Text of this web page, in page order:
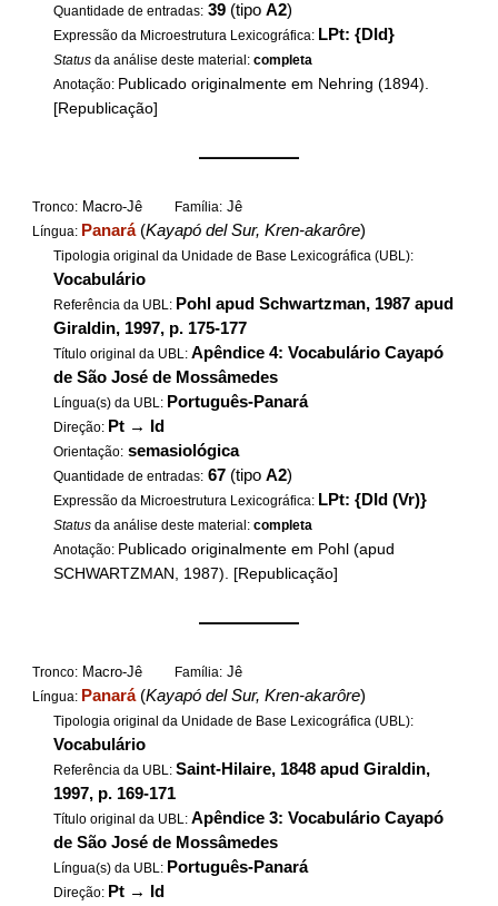
Quantidade de entradas: 39 (tipoA2)
Expressão da Microestrutura Lexicográfica: LPt: {DId}
Status da análise deste material:completa
Anotação: Publicado originalmente em Nehring (1894).
[Republicação]
——————
Tronco: Macro-Jê Família: Jê
Língua: Panará(Kayapó del Sur, Kren-akarôre)
Tipologia original da Unidade de Base Lexicográfica (UBL):
Vocabulário
Referência da UBL: Pohl apud Schwartzman, 1987 apud
Giraldin, 1997, p. 175-177
Título original da UBL:Apêndice 4: Vocabulário Cayapó
de São José de Mossâmedes
Língua(s) da UBL: Português-Panará
Direção: Pt → Id
Orientação: semasiológica
Quantidade de entradas: 67 (tipoA2)
Expressão da Microestrutura Lexicográfica: LPt: {DId (Vr)}
Status da análise deste material:completa
Anotação: Publicado originalmente em Pohl (apud
SCHWARTZMAN, 1987). [Republicação]
——————
Tronco: Macro-Jê Família: Jê
Língua: Panará(Kayapó del Sur, Kren-akarôre)
Tipologia original da Unidade de Base Lexicográfica (UBL):
Vocabulário
Referência da UBL:Saint-Hilaire, 1848 apud Giraldin,
1997, p. 169-171
Título original da UBL:Apêndice 3: Vocabulário Cayapó
de São José de Mossâmedes
Língua(s) da UBL: Português-Panará
Direção: Pt → Id